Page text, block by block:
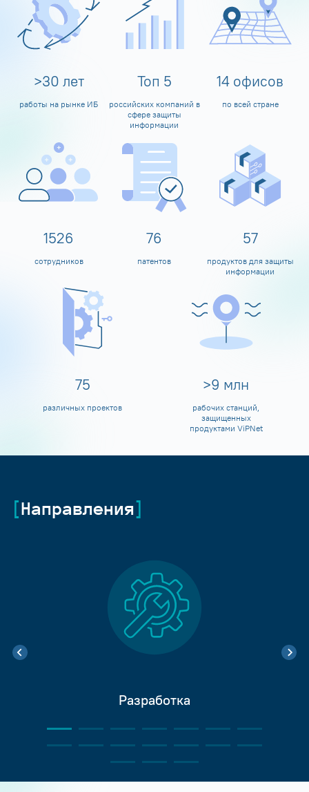
>30 лет
работы на рынке ИБ
Топ 5
российских компаний в
сфере защиты
информации
14 офисов
по всей стране
1600
сотрудников
80
патентов
60
продуктов для защиты
информации
80
различных проектов
>10 млн
рабочих станций,
защищенных
продуктами ViPNet
Направления
Разработка